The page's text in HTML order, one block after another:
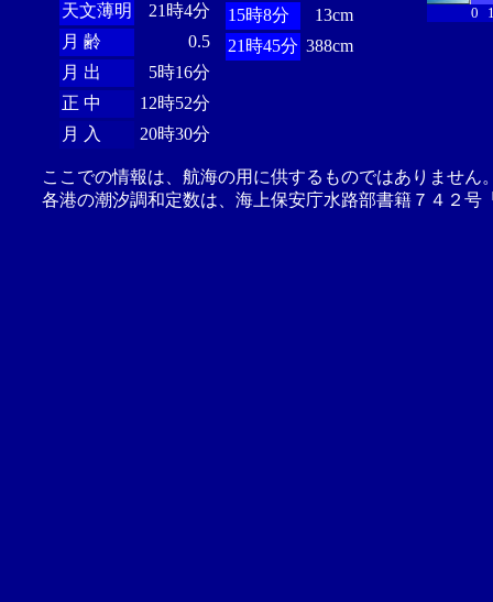
天文薄明
21時4分
月 齢
0.5
月 出
5時16分
正 中
12時52分
月 入
20時30分
15時8分
13cm
21時45分 388cm
0
ここでの情報は、航海の用に供するものではありませ
各港の潮汐調和定数は、海上保安庁水路部書籍７４２